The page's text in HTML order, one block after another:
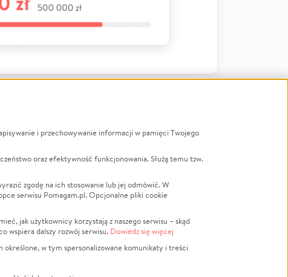
na
Finansowa
LGBTQ+
Powódź
Wichura
Religia
Edukacja
i przechowywanie informacji w pamięci Twojego
oraz efektywność funkcjonowania. Służą temu tzw.
zgodę na ich stosowanie lub jej odmówić. W
serwisu Pomagam.pl. Opcjonalne pliki cookie
jak użytkownicy korzystają z naszego serwisu – skąd
wspiera dalszy rozwój serwisu. Dowiedz się więcej
w tym spersonalizowane komunikaty i treści